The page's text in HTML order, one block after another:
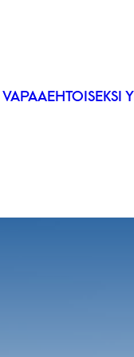
VAPAAEHTOISEKSI